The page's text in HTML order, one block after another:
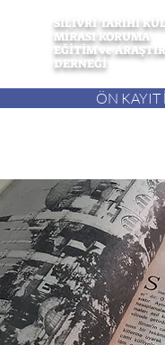
SİLİVRİ TARİHİ
MİRASI KORUMA
EĞİTİM ve
DERNEĞİ
ÖN KAYIT